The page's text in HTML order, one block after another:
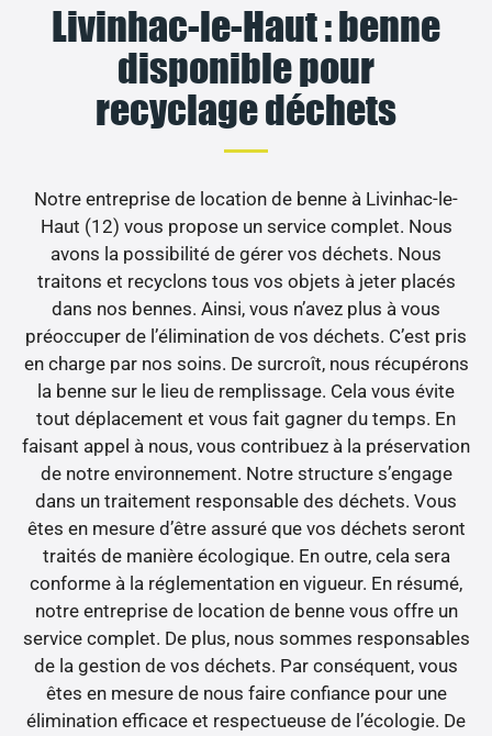
Livinhac-le-Haut : benne
disponible pour
recyclage déchets
Notre entreprise de location de benne à Livinhac-le-
Haut (12) vous propose un service complet. Nous
avons la possibilité de gérer vos déchets. Nous
traitons et recyclons tous vos objets à jeter placés
dans nos bennes. Ainsi, vous n’avez plus à vous
préoccuper de l’élimination de vos déchets. C’est pris
en charge par nos soins. De surcroît, nous récupérons
la benne sur le lieu de remplissage. Cela vous évite
tout déplacement et vous fait gagner du temps. En
faisant appel à nous, vous contribuez à la préservation
de notre environnement. Notre structure s’engage
dans un traitement responsable des déchets. Vous
êtes en mesure d’être assuré que vos déchets seront
traités de manière écologique. En outre, cela sera
conforme à la réglementation en vigueur. En résumé,
notre entreprise de location de benne vous offre un
service complet. De plus, nous sommes responsables
de la gestion de vos déchets. Par conséquent, vous
êtes en mesure de nous faire confiance pour une
élimination efficace et respectueuse de l’écologie. De